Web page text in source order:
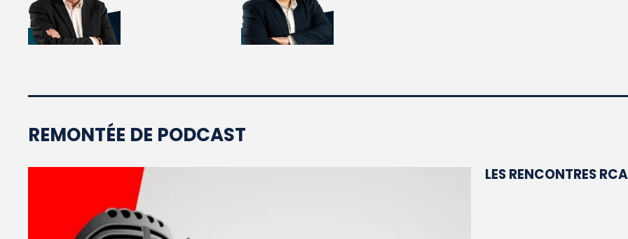
REMONTÉE DE PODCAST
LES RENCONTRES RCA